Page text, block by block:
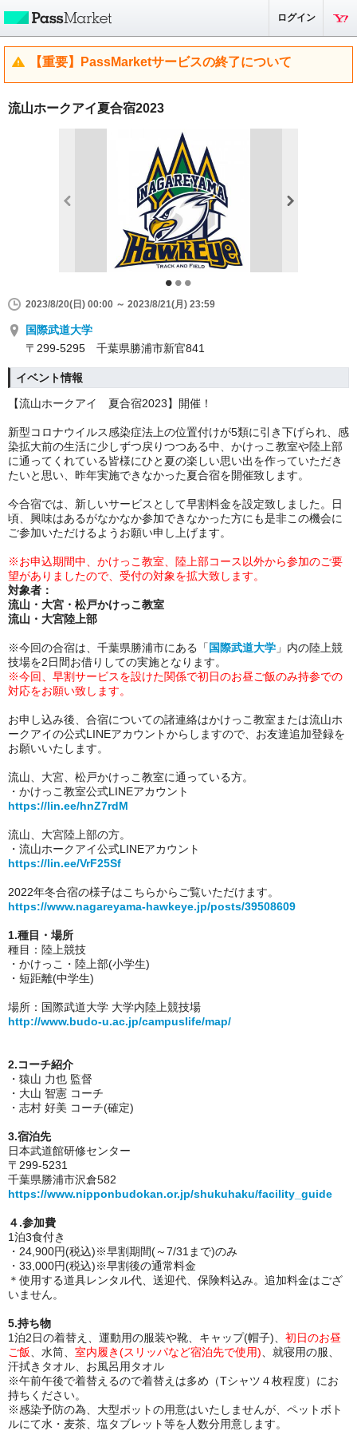
ログイン
【重要】PassMarketサービスの終了について
流山ホークアイ夏合宿2023
2023/8/20(日) 00:00 ～ 2023/8/21(月) 23:59
国際武道大学
〒299-5295 千葉県勝浦市新官841
イベント情報
【流山ホークアイ 夏合宿2023】開催！
新型コロナウイルス感染症法上の位置付けが5類に引き下げられ、感
染拡大前の生活に少しずつ戻りつつある中、かけっこ教室や陸上部
に通ってくれている皆様にひと夏の楽しい思い出を作っていただき
たいと思い、昨年実施できなかった夏合宿を開催致します。
今合宿では、新しいサービスとして早割料金を設定致しました。日
頃、興味はあるがなかなか参加できなかった方にも是非この機会に
ご参加いただけるようお願い申し上げます。
※お申込期間中、かけっこ教室、陸上部コース以外から参加のご要
望がありましたので、受付の対象を拡大致します。
対象者：
流山・大宮・松戸かけっこ教室
流山・大宮陸上部
※今回の合宿は、千葉県勝浦市にある「 国際武道大学 」内の陸上競
技場を2日間お借りしての実施となります。
※今回、早割サービスを設けた関係で初日のお昼ご飯のみ持参での
対応をお願い致します。
お申し込み後、合宿についての諸連絡はかけっこ教室または流山ホ
ークアイの公式LINEアカウントからしますので、お友達追加登録を
お願いいたします。
流山、大宮、松戸かけっこ教室に通っている方。
・かけっこ教室公式LINEアカウント
https://lin.ee/hnZ7rdM
流山、大宮陸上部の方。
・流山ホークアイ公式LINEアカウント
https://lin.ee/VrF25Sf
2022年冬合宿の様子はこちらからご覧いただけます。
https://www.nagareyama-hawkeye.jp/posts/39508609
1.種目・場所
種目：陸上競技
・かけっこ・陸上部(小学生)
・短距離(中学生)
場所： 国際武道大学 大学内陸上競技場
http://www.budo-u.ac.jp/campuslife/map/
2.コーチ紹介
・猿山 力也 監督
・大山 智憲 コーチ
・志村 好美 コーチ(確定)
3.宿泊先
日本武道館研修センター
〒299-5231
千葉県勝浦市沢倉582
https://www.nipponbudokan.or.jp/shukuhaku/facility_guide
４.参加費
1泊3食付き
・24,900円(税込)※早割期間(～7/31まで)のみ
・33,000円(税込)※早割後の通常料金
＊使用する道具レンタル代、送迎代、保険料込み。追加料金はござ
いません。
5.持ち物
1泊2日の着替え、運動用の服装や靴、キャップ(帽子)、 初日のお昼
ご飯 、水筒、 室内履き(スリッパなど宿泊先で使用) 、就寝用の服、
汗拭きタオル、お風呂用タオル
※午前午後で着替えるので着替えは多め（Tシャツ４枚程度）にお
持ちください。
※感染予防の為、大型ポットの用意はいたしませんが、ペットボト
ルにて水・麦茶、塩タブレット等を人数分用意します。